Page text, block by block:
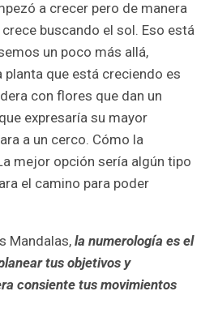
a crecer pero de manera
buscando el sol. Eso está
un poco más allá,
que está creciendo es
con flores que dan un
expresaría su mayor
a un cerco. Cómo la
mejor opción sería algún tipo
el camino para poder
Mandalas,la numerología es el
tus objetivos y
consiente tus movimientos